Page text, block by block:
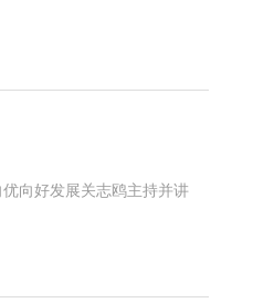
向好发展关志鸥主持并讲